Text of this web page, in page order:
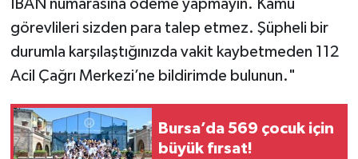
IBAN numarasına ödeme yapmayın. Kamu
görevlileri sizden para talep etmez. Şüpheli bir
durumla karşılaştığınızda vakit kaybetmeden 112
Acil Çağrı Merkezi’ne bildirimde bulunun."
Bursa’da 569 çocuk için
büyük fırsat!